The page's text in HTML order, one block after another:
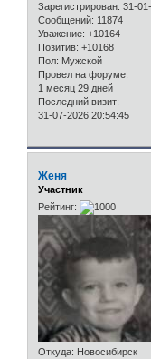
Зарегистрирован: 31-
Сообщений: 11874
Уважение: +10164
Позитив: +10168
Пол: Мужской
Провел на форуме:
1 месяц 29 дней
Последний визит:
31-07-2026 20:54:45
Женя
Участник
Рейтинг:
Откуда: Новосибирск